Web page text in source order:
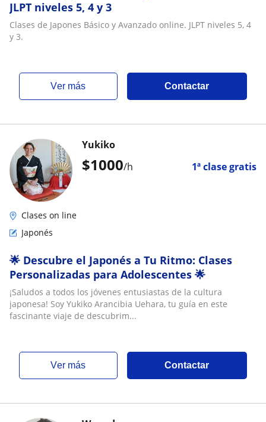
JLPT niveles 5, 4 y 3
Clases de Japones Básico y Avanzado online. JLPT niveles 5, 4
y 3.
ver más Contactar
$1000/h 1ª clase gratis
Yukiko
Clases on line
Japonés
🌟 Descubre el Japonés a Tu Ritmo: Clases
Personalizadas para Adolescentes 🌟
¡Saludos a todos los jóvenes entusiastas de la cultura
japonesa! Soy Yukiko Arancibia Uehara, tu guía en este
fascinante viaje de descubrim...
ver más Contactar